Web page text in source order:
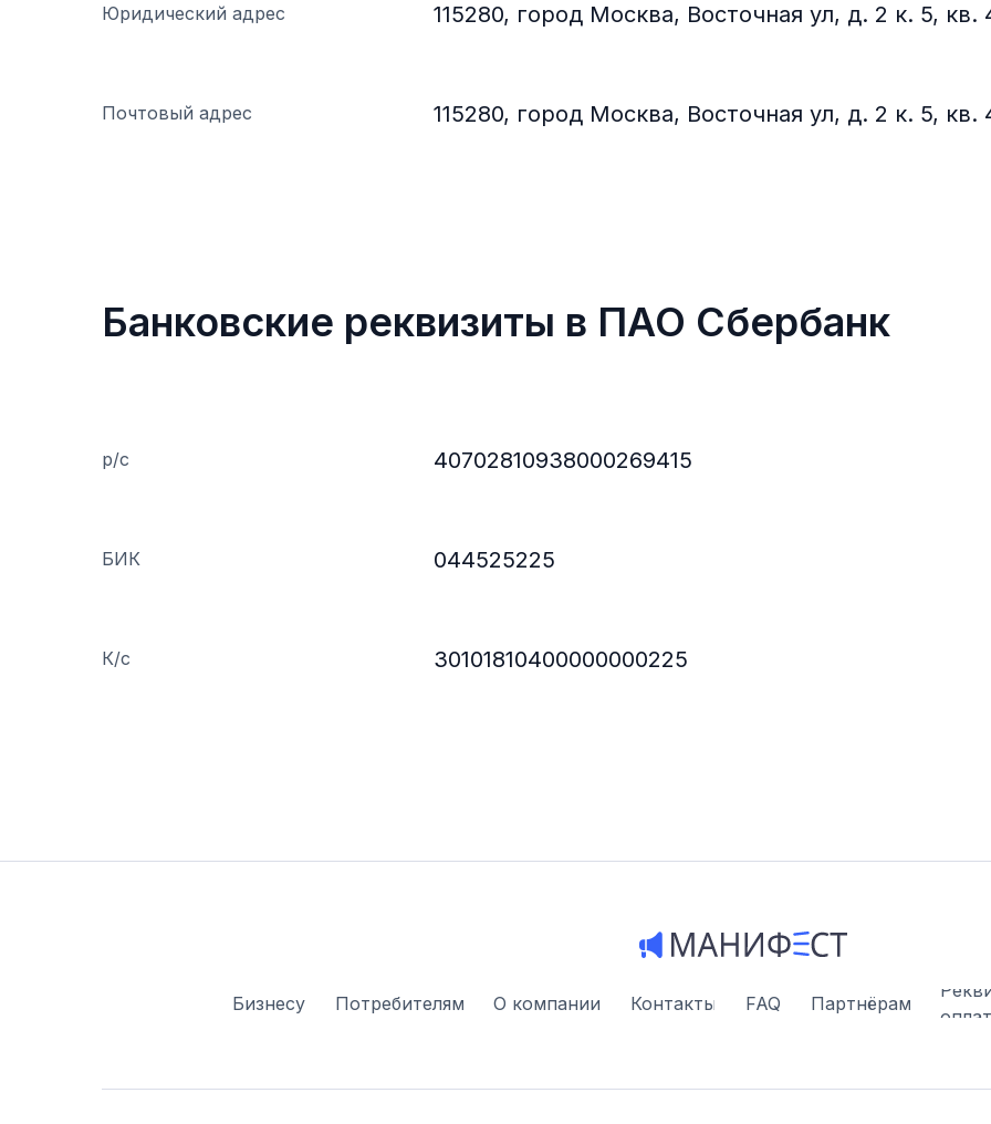
Юридический адрес 115280, город Москва, Восточная ул, д. 2 к. 5, кв.
Почтовый адрес 115280, город Москва, Восточная ул, д. 2 к. 5, кв.
Банковские реквизиты в ПАО Сбербанк
р/с 40702810938000269415
БИК 044525225
К/с 30101810400000000225
Бизнесу Потребителям О компании Контакты FAQ Партнёрам